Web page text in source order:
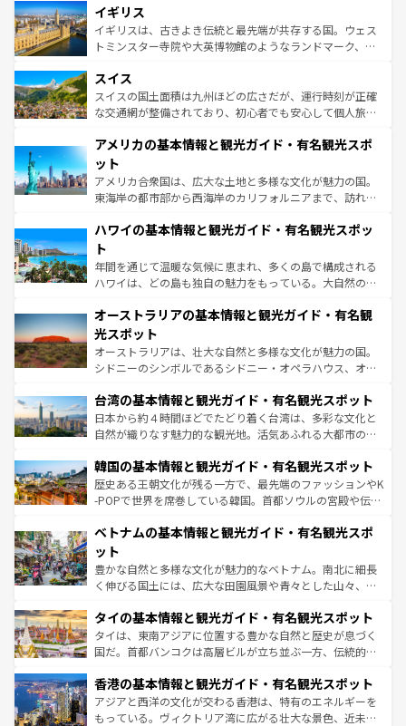
香り高いラベンダー畑など、多彩な楽しみ方が可能だ。さ
らに、パリ以外の地域にも魅力が溢れており、どの街角に
も豊かな歴史と文化が息づいている。パリ以外の個性あふ
を参照してほしい。
顔を持つこの国は、どこを歩いても飽きることがない。ベ
ルリンの文化的活気、バイエルン州のアルプスの絶景、そ
してライン川沿いのワイン畑といった風景は必見。ビール
は、お酒好きな人にはぜひ体験してほしい。 なお、新着の
ドイツ情報はコンテンツ一覧を参照してほしい。
イギリス
イギリスは、古きよき伝統と最先端が共存する国。ウェス
トミンスター寺院や大英博物館のようなランドマーク、歴
リアごとに異なる魅力がある。また、優雅なアフタヌーン
ティー、ビール好きにはたまらない英国パブ、サッカー観
戦など、本場だからこそできる体験も豊富。イギリスを旅
ンツ一覧を参照してほしい。
スイス
スイスの国土面積は九州ほどの広さだが、運行時刻が正確
な交通網が整備されており、初心者でも安心して個人旅行
の建物がそのまま残る町や、スイスならではのユニークな
博物館もあり、アルプス観光だけでなく町歩きも満喫する
ことができる。国民の所得が高いため物価も高いが、旅行
者向けの交通パス提供のサービスもあり、うまく活用すれ
着のスイス情報はコンテンツ一覧を参照してほしい。
アメリカの基本情報と観光ガイド・有名観光スポ
ット
アメリカ合衆国は、広大な土地と多様な文化が魅力の国。
東海岸の都市部から西海岸のカリフォルニアまで、訪れる
のような巨大都市は、観光、ショッピング、エンターテイ
ンメントが詰まった刺激的なスポットだ。一方、アメリカ
西部には大自然が広がり、グランドキャニオンやイエロー
ストーン国立公園といった絶景が堪能できる。さらに、南
文化が魅力。旅行者はアメリカの各地域で異なる魅力を楽
しみながら、その多様性と豊かな歴史を感じることができ
るだろう。車でのロードトリップや列車の旅も、アメリカ
ならではの贅沢な旅のスタイルだ。 なお、新着のアメリカ
情報は コンテンツ一覧 を参照してほしい。
ハワイの基本情報と観光ガイド・有名観光スポッ
ト
年間を通じて温暖な気候に恵まれ、多くの島で構成される
ハワイは、どの島も独自の魅力をもっている。大自然の神
ワイ島は見逃せない。また、定番の観光地といえばオアフ
島だが、静かな自然を求めるならマウイ島やカウアイ島が
おすすめ。エメラルドグリーンに輝く海をはじめ、豊かな
文化や歴史が息づいている。「アロハスピリット」と呼ば
人々、おいしいローカルフードやハワイアンミュージッ
ク、伝統的なフラダンスなど、すべてがハワイの魅力を彩
っている。訪れるたびに新しい発見と感動が待っているハ
はコンテンツ一覧を参照してほしい。
オーストラリアの基本情報と観光ガイド・有名観
光スポット
オーストラリアは、壮大な自然と多様な文化が魅力の国。
シドニーのシンボルであるシドニー・オペラハウス、オー
リアリーフや大陸中央部にそびえるウルル（エアーズロッ
ク）、タスマニアの美しい原生林やケアンズの熱帯雨林な
ど、見どころがたくさん。また、カフェやワイン、オージ
いる。アクティビティも充実しており、サーフィンやダイ
ビング、ハイキングなど、アウトドア好きにはたまらな
い。オーストラリアの多彩な魅力を存分に味わいつくそ
参照してほしい。
台湾の基本情報と観光ガイド・有名観光スポット
日本から約４時間ほどでたどり着く台湾は、多彩な文化と
自然が織りなす魅力的な観光地。活気あふれる大都市の台
ン）、静ひつな山岳地帯である台湾東部など、都市の喧騒
と山間の静けさが共存しており、訪れる人に新しい発見と
驚きをもたらしてくれる。また、奥深い台湾の食文化も魅
容にもいいと評判のスイーツなど、バラエティ豊かな料理
照してほしい。
韓国の基本情報と観光ガイド・有名観光スポット
歴史ある王朝文化が残る一方で、最先端のファッションやK
-POPで世界を席巻している韓国。首都ソウルの宮殿や伝統
き、地方に足を延ばせば四季折々の自然美を楽しむことが
できる。そして、キムチや焼肉、絶品のストリートフード
まで、さまざまな韓国料理が待っている。夜には、韓国な
らではのナイトライフも堪能できる。あたたかいホスピタ
わってみてほしい。 なお、新着の韓国情報はコンテンツ一
覧 を参照してほしい。
ベトナムの基本情報と観光ガイド・有名観光スポ
ット
豊かな自然と多様な文化が魅力的なベトナム。南北に細長
く伸びる国土には、広大な田園風景や青々とした山々、世
急速な発展と共に伝統が息づく。ハノイの古い町並みやホ
ーチミン市のフランス統治時代の建物も、独特の雰囲気を
醸し出している。また、バラエティの豊かさとおいしさで
とつ。フォーやバインミー、ベトナムコーヒーなどは、ぜ
ひ現地で味わいたい。どの地域を訪れてもあたたかい人々
が旅行者を迎えてくれるので、きっと忘れられない旅にな
タイの基本情報と観光ガイド・有名観光スポット
タイは、東南アジアに位置する豊かな自然と歴史が息づく
国だ。首都バンコクは高層ビルが立ち並ぶ一方、伝統的な
の活気が交差している。北部ではチェンマイなどの山岳地
帯で自然と触れ合い、南部ではプーケットやクラビの美し
いビーチでリゾート気分を楽しむことができる。タイ料理
香港の基本情報と観光ガイド・有名観光スポット
アジアと西洋の文化が交わる香港は、特有のエネルギーを
もっている。ヴィクトリア湾に広がる壮大な景色、近未来